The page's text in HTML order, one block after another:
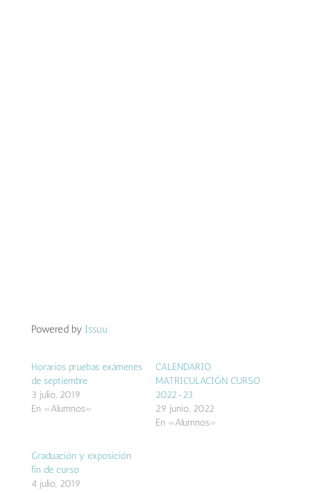
Powered by Issuu
Horarios pruebas exámenes
de septiembre
3 julio, 2019
En «Alumnos»
CALENDARIO
MATRICULACIÓN CURSO
2022-23
29 junio, 2022
En «Alumnos»
Graduación y exposición
fin de curso
4 julio, 2019